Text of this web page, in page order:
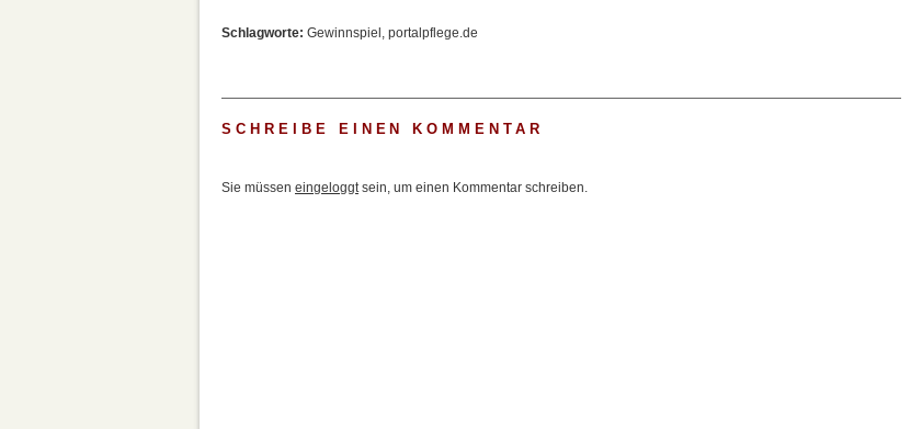
Schlagworte: Gewinnspiel , portalpflege.de
SCHREIBE EINEN KOMMENTAR
Sie müssen eingeloggtsein, um einen Kommentar schreiben.